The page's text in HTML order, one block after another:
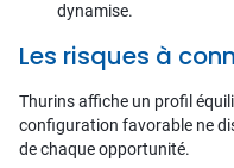
dynamise.
Les risques à
Thurins affiche un profil
configuration favorable ne
de chaque opportunité.